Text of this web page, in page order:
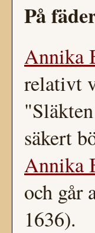
På
Annika
relativt
säkert
Annika
och går
1636).